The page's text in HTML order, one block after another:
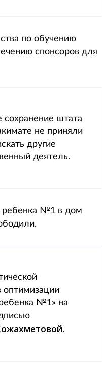
по обучению
спонсоров для
сохранение штата
не приняли
другие
деятель.
ребенка №1 в дом
оптимизации
№1» на
.